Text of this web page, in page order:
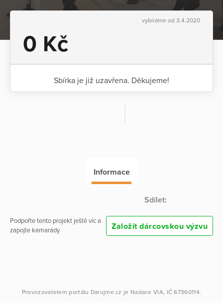
vybíráme od 3.4.2020
0 Kč
Sbírka je již uzavřena. Děkujeme!
Informace
Sdílet:
Podpořte tento projekt ještě víc a
zapojte kamarády
Založit dárcovskou výzvu
Provozovatelem portálu Darujme.cz je Nadace VIA, IČ 67360114.